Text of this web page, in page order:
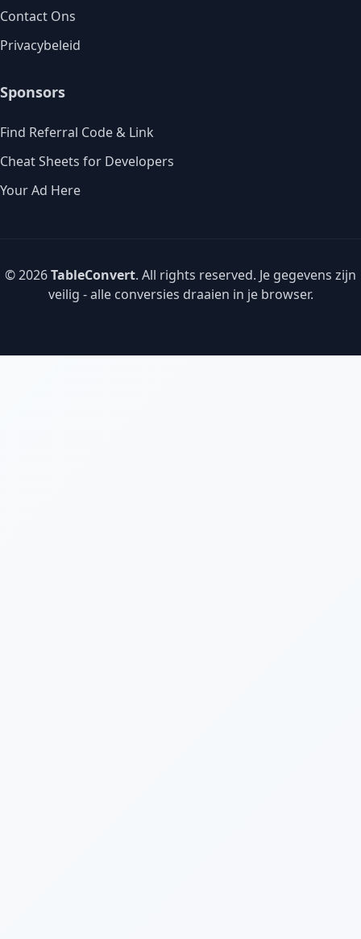
Contact Ons
Privacybeleid
Sponsors
Find Referral Code & Link
Cheat Sheets for Developers
Your Ad Here
© 2026TableConvert. All rights reserved. Je gegevens zijn
veilig - alle conversies draaien in je browser.